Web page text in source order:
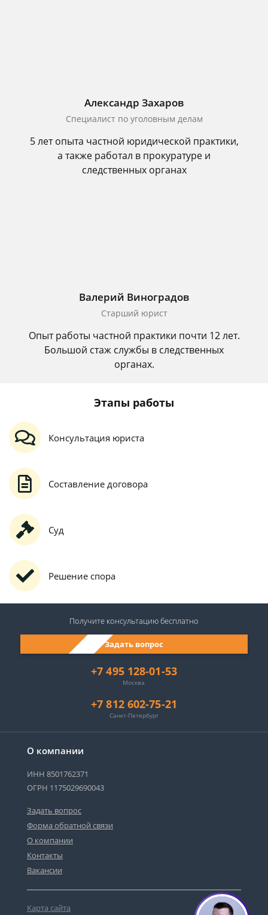
Александр Захаров
Специалист по уголовным делам
5 лет опыта частной юридической практики,
а также работал в прокуратуре и
следственных органах
Валерий Виноградов
Старший юрист
Опыт работы частной практики почти 12 лет.
Большой стаж службы в следственных
органах.
Этапы работы
Консультация юриста
Составление договора
Суд
Решение спора
О компании
ИНН 8501762371
ОГРН 1175029690043
Задать вопрос
Форма обратной связи
О компании
Контакты
Вакансии
Карта сайта
+7 495 128-01-53
Москва
+7 812 602-75-21
Санкт-Петербург
Задать вопрос
Получите консультациюбесплатно